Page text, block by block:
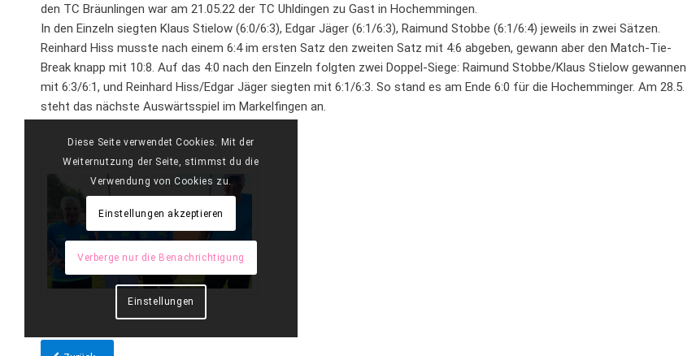
den TC Bräunlingen war am 21.05.22 der TC Uhldingen zu Gast in Hochemmingen.
In den Einzeln siegten Klaus Stielow (6:0/6:3), Edgar Jäger (6:1/6:3), Raimund Stobbe (6:1/6:4) jeweils in zwei Sätzen.
Reinhard Hiss musste nach einem 6:4 im ersten Satz den zweiten Satz mit 4:6 abgeben, gewann aber den Match-Tie-
Break knapp mit 10:8. Auf das 4:0 nach den Einzeln folgten zwei Doppel-Siege: Raimund Stobbe/Klaus Stielow gewannen
mit 6:3/6:1, und Reinhard Hiss/Edgar Jäger siegten mit 6:1/6:3. So stand es am Ende 6:0 für die Hochemminger. Am 28.5.
steht das nächste Auswärtsspiel im Markelfingen an.
Diese Seite verwendet Cookies. Mit der
Weiternutzung der Seite, stimmst du die
Verwendung von Cookies zu.
Einstellungen akzeptieren
Verberge nur die Benachrichtigung
Einstellungen